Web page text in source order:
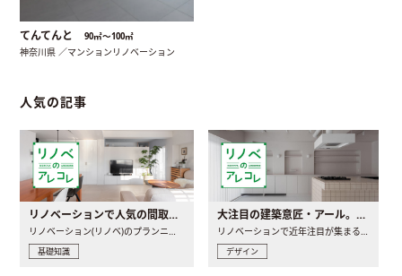
てんてんと 90㎡〜100㎡
神奈川県 ／マンションリノベーション
人気の記事
リノベーションで人気の間取りとは？トレンドの間取りと実例を徹底解説
基礎知識
大注目の建築意匠・アール。人気の理由と空間に取り入れるポイント
デザイン